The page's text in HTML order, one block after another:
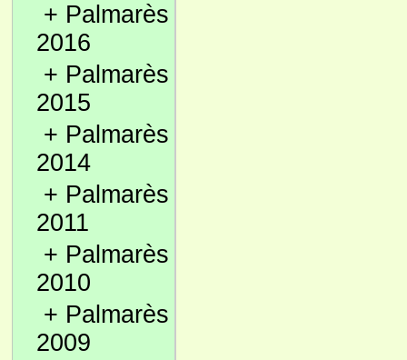
+ Palmarès
2016
+ Palmarès
2015
+ Palmarès
2014
+ Palmarès
2011
+ Palmarès
2010
+ Palmarès
2009